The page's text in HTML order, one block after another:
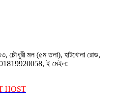
৪৩, চৌধুরী মল (৫ম তলা), হাটখোলা রোড,
01819920058, ই মেইল:
HOST